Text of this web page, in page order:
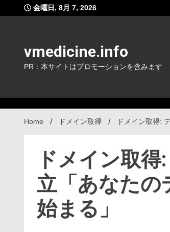
to
金曜日, 8月 7, 2026
vmedicine.info
PR：本サイトはプロモーションを含みます
Home ドメイン取得 ドメイン取得:
ドメイン取
立「あなたの
始まる」